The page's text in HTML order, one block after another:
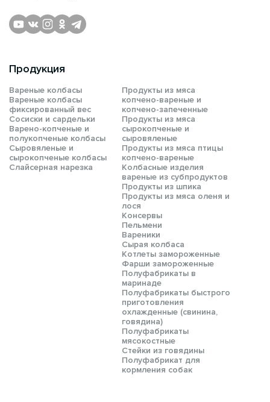
Продукция
Вареные колбасы
Вареные колбасы
фиксированный вес
Сосиски и сардельки
Варено-копченые и
полукопченые колбасы
Сыровяленые и
сырокопченые колбасы
Слайсерная нарезка
Продукты из мяса
копчено-вареные и
копчено-запеченные
Продукты из мяса
сырокопченые и
сыровяленые
Продукты из мяса птицы
копчено-вареные
Колбасные изделия
вареные из субпродуктов
Продукты из шпика
Продукты из мяса оленя и
лося
Консервы
Пельмени
Вареники
Сырая колбаса
Котлеты замороженные
Фарши замороженные
Полуфабрикаты в
маринаде
Полуфабрикаты быстрого
приготовления
охлажденные (свинина,
говядина)
Полуфабрикаты
мясокостные
Стейки из говядины
Полуфабрикат для
кормления собак